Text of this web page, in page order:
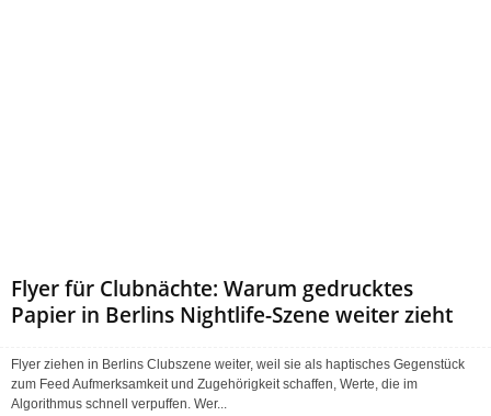
Flyer für Clubnächte: Warum gedrucktes
Papier in Berlins Nightlife-Szene weiter zieht
Flyer ziehen in Berlins Clubszene weiter, weil sie als haptisches Gegenstück
zum Feed Aufmerksamkeit und Zugehörigkeit schaffen, Werte, die im
Algorithmus schnell verpuffen. Wer...